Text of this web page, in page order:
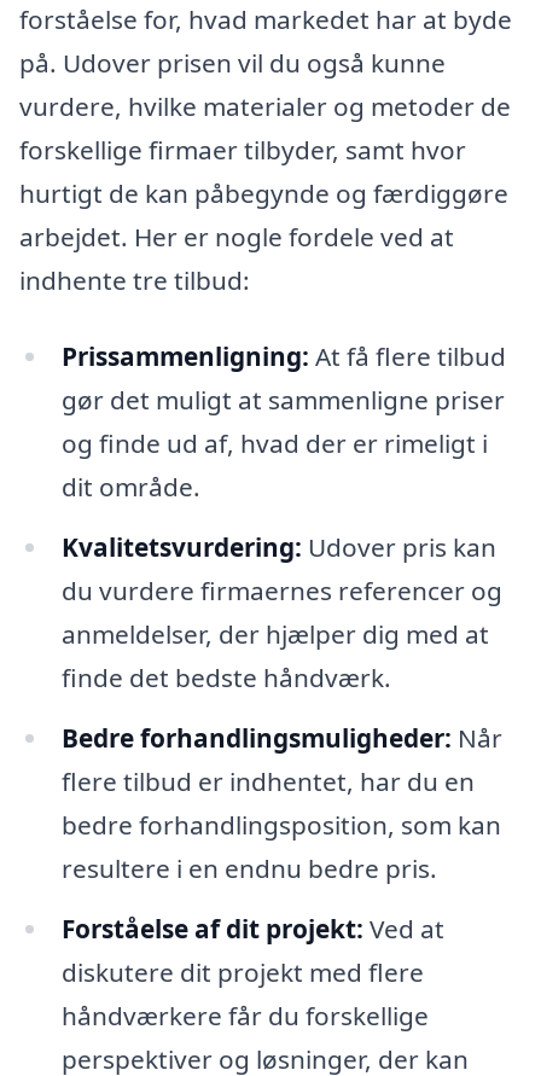
forståelse for, hvad markedet har at byde
på. Udover prisen vil du også kunne
vurdere, hvilke materialer og metoder de
forskellige firmaer tilbyder, samt hvor
hurtigt de kan påbegynde og færdiggøre
arbejdet. Her er nogle fordele ved at
indhente tre tilbud:
Prissammenligning: At få flere tilbud
gør det muligt at sammenligne priser
og finde ud af, hvad der er rimeligt i
dit område.
Kvalitetsvurdering: Udover pris kan
du vurdere firmaernes referencer og
anmeldelser, der hjælper dig med at
finde det bedste håndværk.
Bedre forhandlingsmuligheder: Når
flere tilbud er indhentet, har du en
bedre forhandlingsposition, som kan
resultere i en endnu bedre pris.
Forståelse af dit projekt: Ved at
diskutere dit projekt med flere
håndværkere får du forskellige
perspektiver og løsninger, der kan